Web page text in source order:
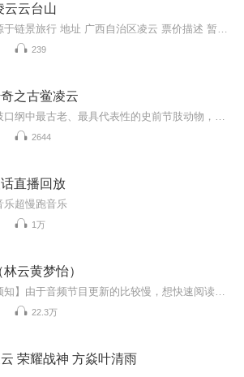
云云台山
239
之古鲎凌云
2644
直播回放
乐超慢跑音乐
1万
云黄梦怡）
22.3万
荣耀战神 方焱叶清雨